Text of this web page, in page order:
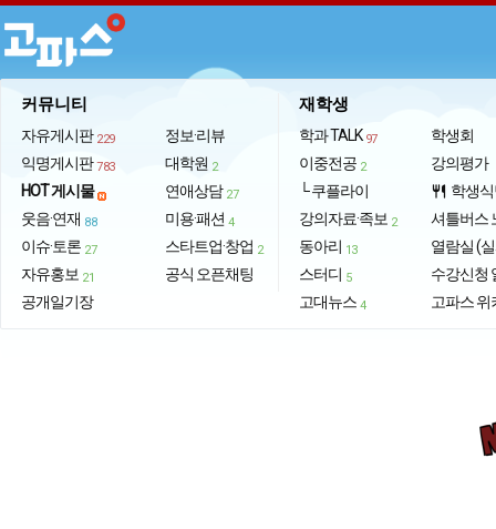
커뮤니티
자유게시판 229
익명게시판 783
HOT 게시물
웃음·연재 88
이슈·토론 27
자유홍보 21
공개일기장
정보·리뷰
대학원 2
연애상담 27
미용·패션 4
스타트업·창업 2
공식 오픈채팅
재학생
학과 TALK 97
이중전공 2
└ 쿠플라이
강의자료·족보 2
동아리 13
스터디 5
고대뉴스 4
학생회
강의평가
restaurant 학생
셔틀버스
열람실 (
수강신청
고파스 위